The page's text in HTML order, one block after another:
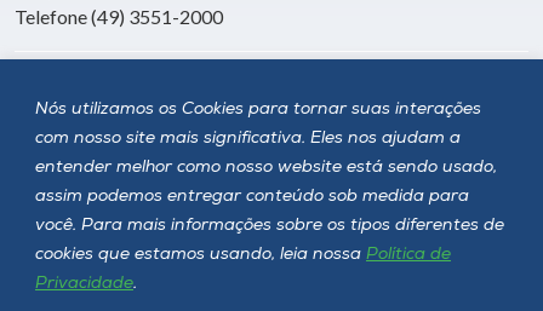
Nós utilizamos os Cookies para tornar suas interações
com nosso site mais significativa. Eles nos ajudam a
entender melhor como nosso website está sendo usado,
assim podemos entregar conteúdo sob medida para
você. Para mais informações sobre os tipos diferentes de
cookies que estamos usando, leia nossa Política de
Privacidade.
Telefone (49) 3551-2000
Siga a Unoesc